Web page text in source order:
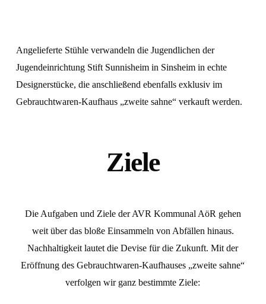
Angelieferte Stühle verwandeln die Jugendlichen der
Jugendeinrichtung Stift Sunnisheim in Sinsheim in echte
Designerstücke, die anschließend ebenfalls exklusiv im
Gebrauchtwaren-Kaufhaus „zweite sahne“verkauft werden.
Ziele
Die Aufgaben und Ziele der AVR Kommunal AöR gehen
weit über das bloße Einsammeln von Abfällen hinaus.
Nachhaltigkeit lautet die Devise für die Zukunft. Mit der
Eröffnung des Gebrauchtwaren-Kaufhauses „zweite sahne“
verfolgen wir ganz bestimmte Ziele: